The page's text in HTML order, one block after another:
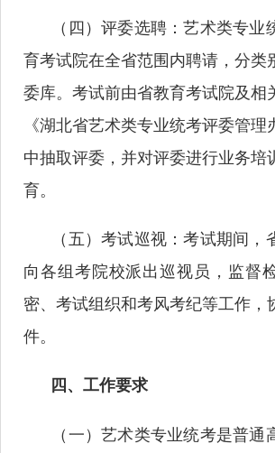
（四）评委选聘：艺术类专业
育考试院在全省范围内聘请，分类
委库。考试前由省教育考试院及相
《湖北省艺术类专业统考评委管
中抽取评委，并对评委进行业务培
育。
（五）考试巡视：考试期间，
向各组考院校派出巡视员，监督
密、考试组织和考风考纪等工作，
件。
四、工作要求
（一）艺术类专业统考是普通